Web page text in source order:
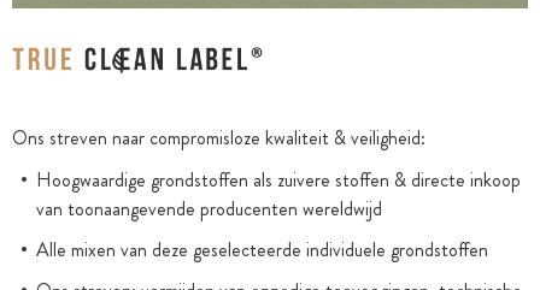
Ons streven naar compromisloze kwaliteit & veiligheid:
Hoogwaardige grondstoffen als zuivere stoffen & directe inkoop
van toonaangevende producenten wereldwijd
Alle mixen van deze geselecteerde individuele grondstoffen